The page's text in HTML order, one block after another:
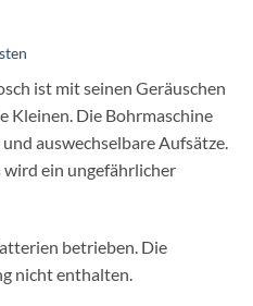
ist mit seinen Geräuschen
Kleinen. Die Bohrmaschine
auswechselbare Aufsätze.
wird ein ungefährlicher
betrieben. Die
nicht enthalten.